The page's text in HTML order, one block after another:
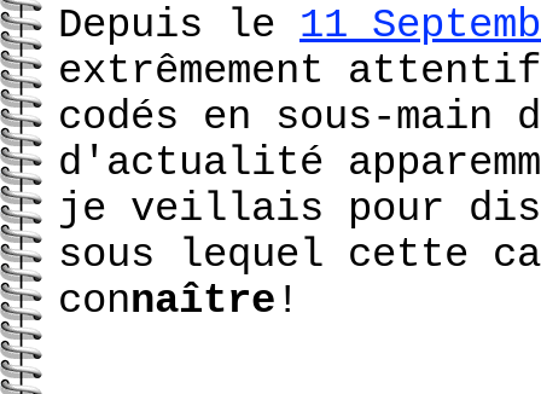
Depuis le 11
extrêmement attentif
codés en sous-
d'actualité
je veillais pour
sous lequel cette
connaître !